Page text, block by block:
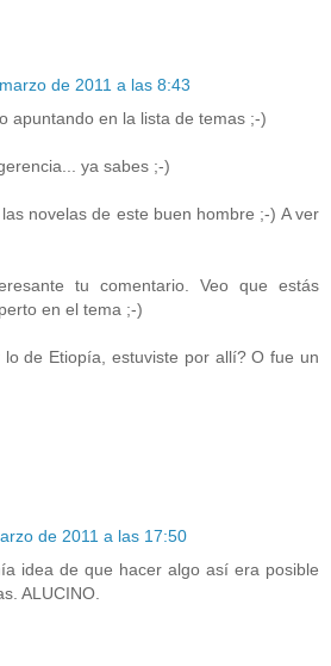
de 2011 a las 8:43
apuntando en la lista de temas ;-)
ya sabes ;-)
novelas de este buen hombre ;-) A ver
tu comentario. Veo que estás
en el tema ;-)
lo de Etiopía, estuviste por allí? O fue un
de 2011 a las 17:50
idea de que hacer algo así era posible
ALUCINO.